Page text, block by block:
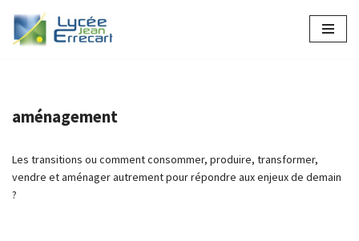
Aller
aménagement
Les transitions ou comment consommer, produire, transformer,
vendre et aménager autrement pour répondre aux enjeux de demain
?